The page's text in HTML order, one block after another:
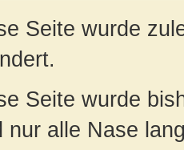
Seite wurde
Seite wurde
nur alle Nase